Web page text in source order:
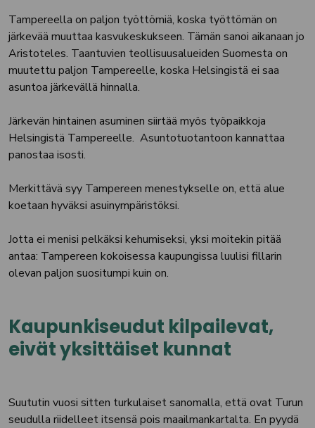
Tampereella on paljon työttömiä, koska työttömän on
järkevää muuttaa kasvukeskukseen. Tämän sanoi aikanaan jo
Aristoteles. Taantuvien teollisuusalueiden Suomesta on
muutettu paljon Tampereelle, koska Helsingistä ei saa
asuntoa järkevällä hinnalla.
Järkevän hintainen asuminen siirtää myös työpaikkoja
Helsingistä Tampereelle. Asuntotuotantoon kannattaa
panostaa isosti.
Merkittävä syy Tampereen menestykselle on, että alue
koetaan hyväksi asuinympäristöksi.
Jotta ei menisi pelkäksi kehumiseksi, yksi moitekin pitää
antaa: Tampereen kokoisessa kaupungissa luulisi fillarin
olevan paljon suositumpi kuin on.
Kaupunkiseudut kilpailevat,
eivät yksittäiset kunnat
Suututin vuosi sitten turkulaiset sanomalla, että ovat Turun
seudulla riidelleet itsensä pois maailmankartalta. En pyydä